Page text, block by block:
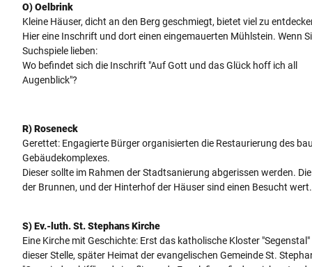
O) Oelbrink
Kleine Häuser, dicht an den Berg geschmiegt, bietet viel zu
Hier eine Inschrift und dort einen eingemauerten Mühlstein. Wenn
Suchspiele lieben:
Wo befindet sich die Inschrift "Auf Gott und das Glück hoff ich all
Augenblick"?
R) Roseneck
Gerettet: Engagierte Bürger organisierten die Restaurierung des
Gebäudekomplexes.
Dieser sollte im Rahmen der Stadtsanierung abgerissen werden.
der Brunnen, und der Hinterhof der Häuser sind einen Besucht wert.
S) Ev.-luth. St. Stephans Kirche
Eine Kirche mit Geschichte: Erst das katholische Kloster "Segenstal"
dieser Stelle, später Heimat der evangelischen Gemeinde St.